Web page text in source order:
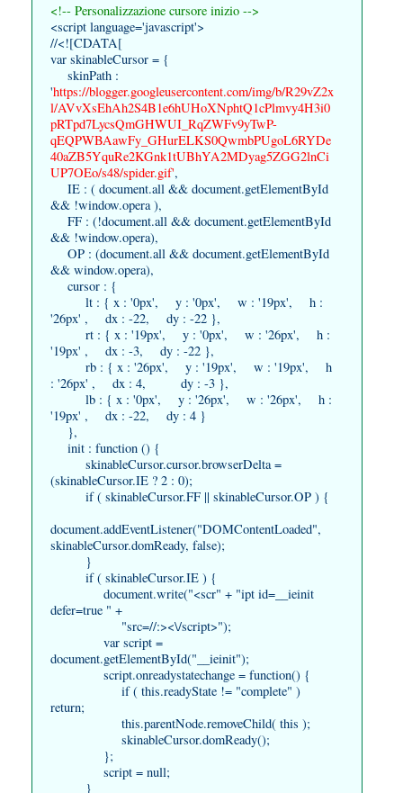
<!-- Personalizzazione cursore inizio -->
<script language='javascript'>
//<![CDATA[
var skinableCursor = {
skinPath :
'https://blogger.googleusercontent.com/img/b/R29vZ2x
l/AVvXsEhAh2S4B1e6hUHoXNphtQ1cPlmvy4H3i0
pRTpd7LycsQmGHWUI_RqZWFv9yTwP-
qEQPWBAawFy_GHurELKS0QwmbPUgoL6RYDe
40aZB5YquRe2KGnk1tUBhYA2MDyag5ZGG2lnCi
UP7OEo/s48/spider.gif',
IE : ( document.all && document.getElementById
&& !window.opera ),
FF : (!document.all && document.getElementById
&& !window.opera),
OP : (document.all && document.getElementById
&& window.opera),
cursor : {
lt : { x : '0px', y : '0px', w : '19px', h :
'26px' , dx : -22, dy : -22 },
rt : { x : '19px', y : '0px', w : '26px', h :
'19px' , dx : -3, dy : -22 },
rb : { x : '26px', y : '19px', w : '19px', h
: '26px' , dx : 4, dy : -3 },
lb : { x : '0px', y : '26px', w : '26px', h :
'19px' , dx : -22, dy : 4 }
},
init : function () {
skinableCursor.cursor.browserDelta =
(skinableCursor.IE ? 2 : 0);
if ( skinableCursor.FF || skinableCursor.OP ) {
document.addEventListener("DOMContentLoaded",
skinableCursor.domReady, false);
}
if ( skinableCursor.IE ) {
document.write("<scr" + "ipt id=__ieinit
defer=true " +
"src=//:><\/script>");
var script =
document.getElementById("__ieinit");
script.onreadystatechange = function() {
if ( this.readyState != "complete" )
return;
this.parentNode.removeChild( this );
skinableCursor.domReady();
};
script = null;
}